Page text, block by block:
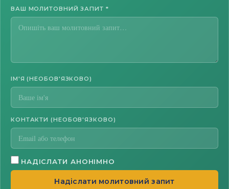
ВАШ МОЛИТОВНИЙ ЗАПИТ *
ІМ'Я (НЕОБОВ'ЯЗКОВО)
КОНТАКТИ (НЕОБОВ'ЯЗКОВО)
НАДІСЛАТИ АНОНІМНО
Надіслати молитовний запит